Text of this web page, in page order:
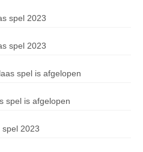
spel 2023
spel 2023
spel is afgelopen
spel is afgelopen
spel 2023